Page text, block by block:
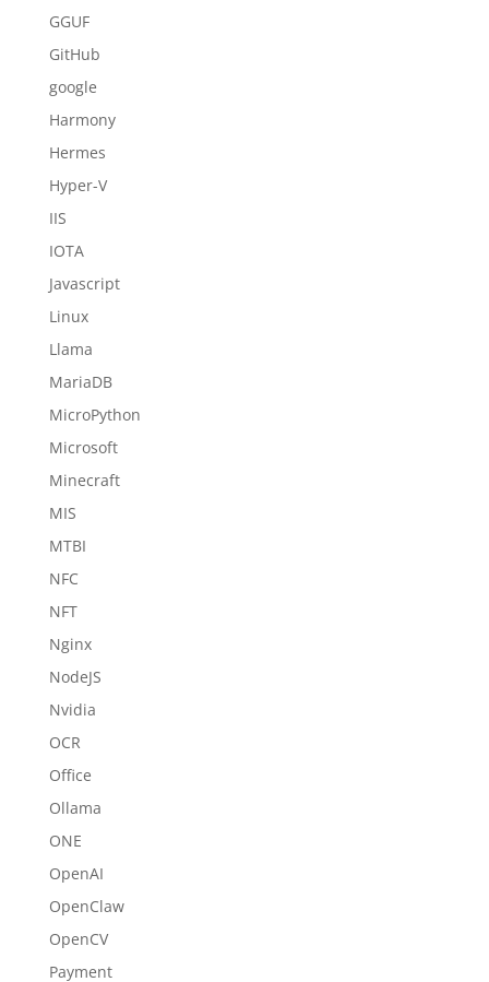
GGUF
GitHub
google
Harmony
Hermes
Hyper-V
IIS
IOTA
Javascript
Linux
Llama
MariaDB
MicroPython
Microsoft
Minecraft
MIS
MTBI
NFC
NFT
Nginx
NodeJS
Nvidia
OCR
Office
Ollama
ONE
OpenAI
OpenClaw
OpenCV
Payment